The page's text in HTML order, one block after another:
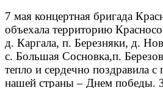
7 мая концертная бригада
объехала территорию
д. Каргала, п. Березняки, д.
с. Большая Сосновка,п.
тепло и сердечно поздравила
нашей страны – Днем победы.